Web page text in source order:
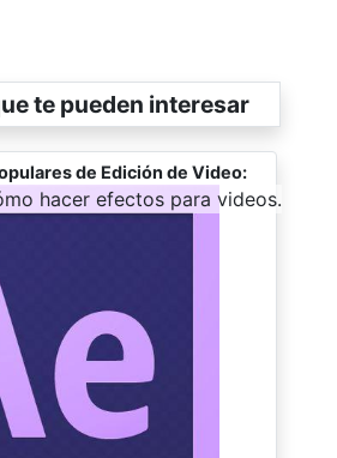
te pueden interesar
de Edición de Video:
hacer efectos para videos.